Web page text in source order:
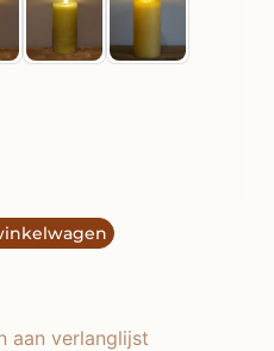
aan verlanglijst